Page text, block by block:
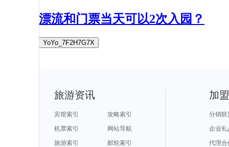
漂流和门票当天可以2次入园？
YoYo_7F2H7G7X
旅游资讯
宾馆索引
攻略索引
机票索引
网站导航
旅游索引
邮轮索引
加
分销联
企业礼
代理合